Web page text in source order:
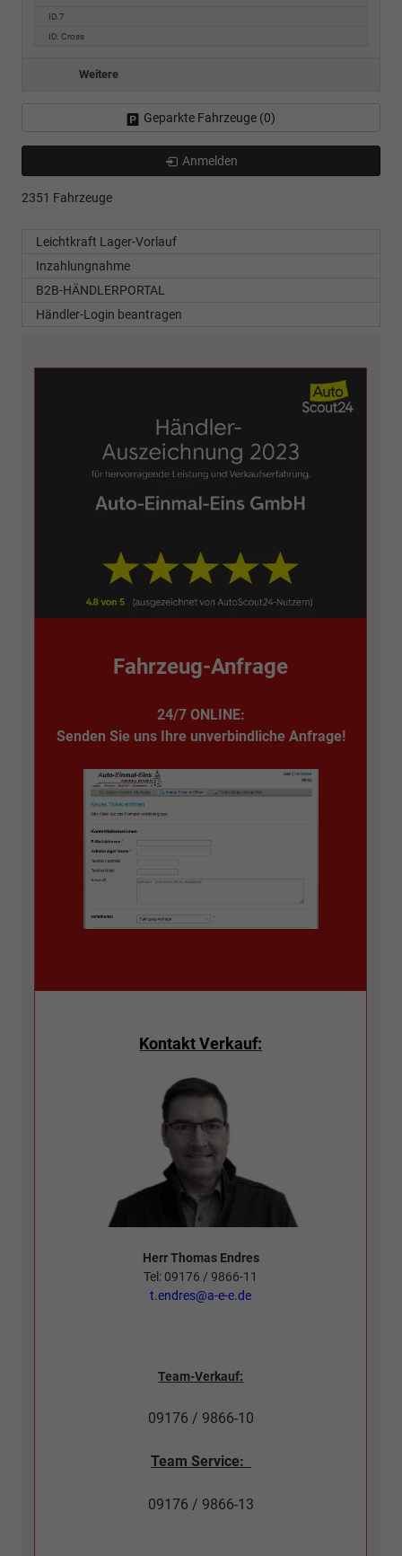
ID.7
ID. Cross
Weitere
Geparkte Fahrzeuge (0)
Anmelden
2351 Fahrzeuge
Leichtkraft Lager-Vorlauf
Inzahlungnahme
B2B-HÄNDLERPORTAL
Händler-Login beantragen
Fahrzeug-Anfrage
24/7 ONLINE:
Senden Sie uns Ihre unverbindliche Anfrage!
Kontakt Verkauf:
Herr Thomas Endres
Tel: 09176 / 9866-11
t.endres@a-e-e.de
Team-Verkauf:
09176 / 9866-10
Team Service:
09176 / 9866-13